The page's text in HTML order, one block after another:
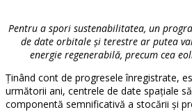
Pentru a spori sustenabilitatea, un
de date orbitale și terestre ar putea
energie regenerabilă, precum cea
Ținând cont de progresele înregistrate,
următorii ani, centrele de date spațiale
componentă semnificativă a stocării și